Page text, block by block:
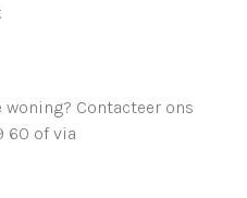
Contacteer ons
60 of via